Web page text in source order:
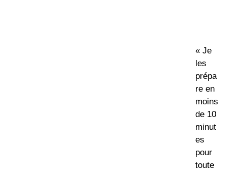
« Je
les
prépa
re en
moins
de 10
minut
es
pour
toute